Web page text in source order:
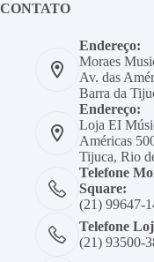
CONTATO
Endereço:
Moraes
Av. das
Barra da
Endereço:
Loja EI
Américas
Tijuca, Rio
Telefone
Square:
(21) 99647-
Telefone
(21) 93500-